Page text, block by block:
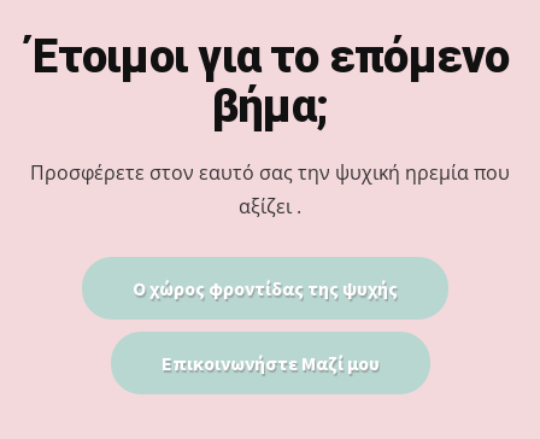
Έτοιμοι για το επόμενο
βήμα;
Προσφέρετε στον εαυτό σας την ψυχική ηρεμία που
αξίζει .
Ο χώρος φροντίδας της ψυχής
Επικοινωνήστε Μαζί μου